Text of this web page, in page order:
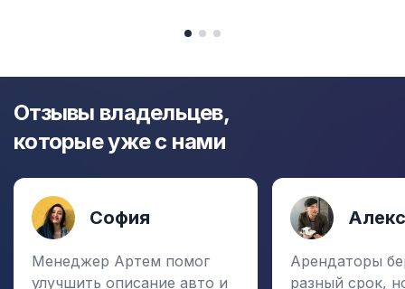
item
itemitem
3
Отзывы владельцев,
которые уже с нами
София
Менеджер Артем помог
улучшить описание авто и
Арендаторы
разный срок,